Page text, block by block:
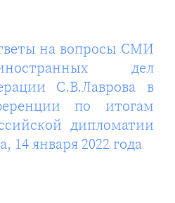
на вопросы СМИ
дел
С.В.Лаврова в
по итогам
дипломатии
14 января 2022 года